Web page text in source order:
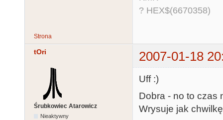
? HEX$(6670358)
Strona
tOri 2007-01-18
Śrubkowiec Atarowicz
Nieaktywny
Uff :)
Dobra - no to czas
Wrysuje jak